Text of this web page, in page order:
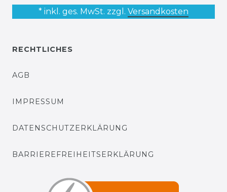
* inkl. ges. MwSt. zzgl. Versandkosten
RECHTLICHES
AGB
IMPRESSUM
DATENSCHUTZERKLÄRUNG
BARRIEREFREIHEITSERKLÄRUNG